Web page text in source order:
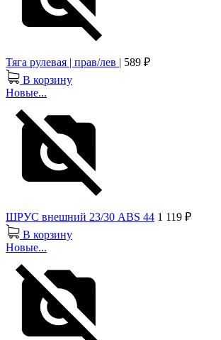
Тяга рулевая | прав/лев | 589 ₽
В корзину
Новые...
ШРУС внешний 23/30 ABS 44 1 119 ₽
В корзину
Новые...